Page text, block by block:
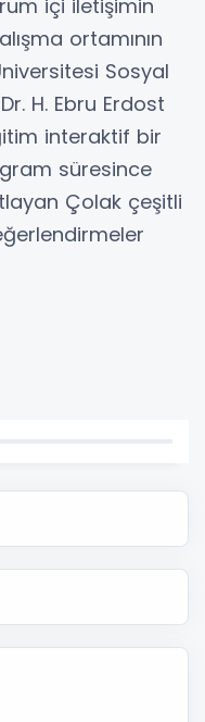
içi iletişimin
ortamının
Sosyal
H. Ebru Erdost
interaktif bir
süresince
Çolak çeşitli